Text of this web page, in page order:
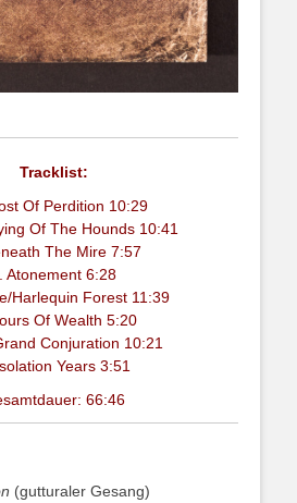
Tracklist:
Of Perdition 10:29
Of The Hounds 10:41
The Mire 7:57
Atonement 6:28
Harlequin Forest 11:39
Of Wealth 5:20
Conjuration 10:21
Years 3:51
66:46
(gutturaler Gesang)